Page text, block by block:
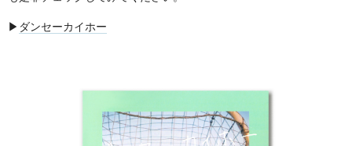
▶︎ ダンセーカイホー